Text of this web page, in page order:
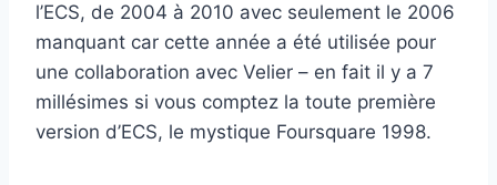
l’ECS, de 2004 à 2010 avec seulement le 2006
manquant car cette année a été utilisée pour
une collaboration avec Velier – en fait il y a 7
millésimes si vous comptez la toute première
version d’ECS, le mystique Foursquare 1998.